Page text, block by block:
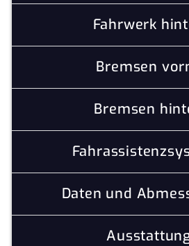
Fahrwerk
Bremsen
Bremsen
Daten und